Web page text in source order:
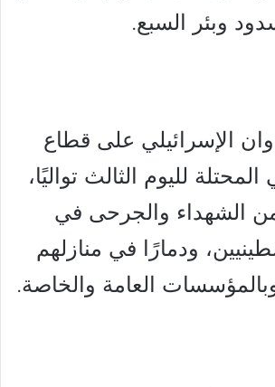
وبئر السبع.
الإسرائيلي على قطاع
لليوم الثالث تواليًا،
الشهداء والجرحى في
ودمارًا في منازلهم
العامة والخاصة.